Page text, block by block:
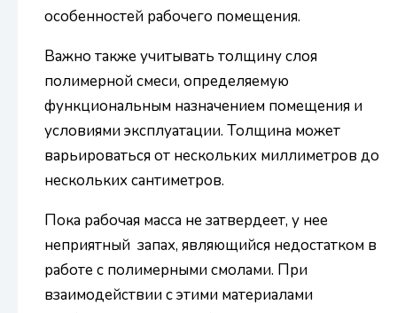
особенностей рабочего помещения.
Важно также учитывать толщину слоя
полимерной смеси, определяемую
функциональным назначением помещения и
условиями эксплуатации. Толщина может
варьироваться от нескольких миллиметров до
нескольких сантиметров.
Пока рабочая масса не затвердеет, у нее
неприятный запах, являющийся недостатком в
работе с полимерными смолами. При
взаимодействии с этими материалами